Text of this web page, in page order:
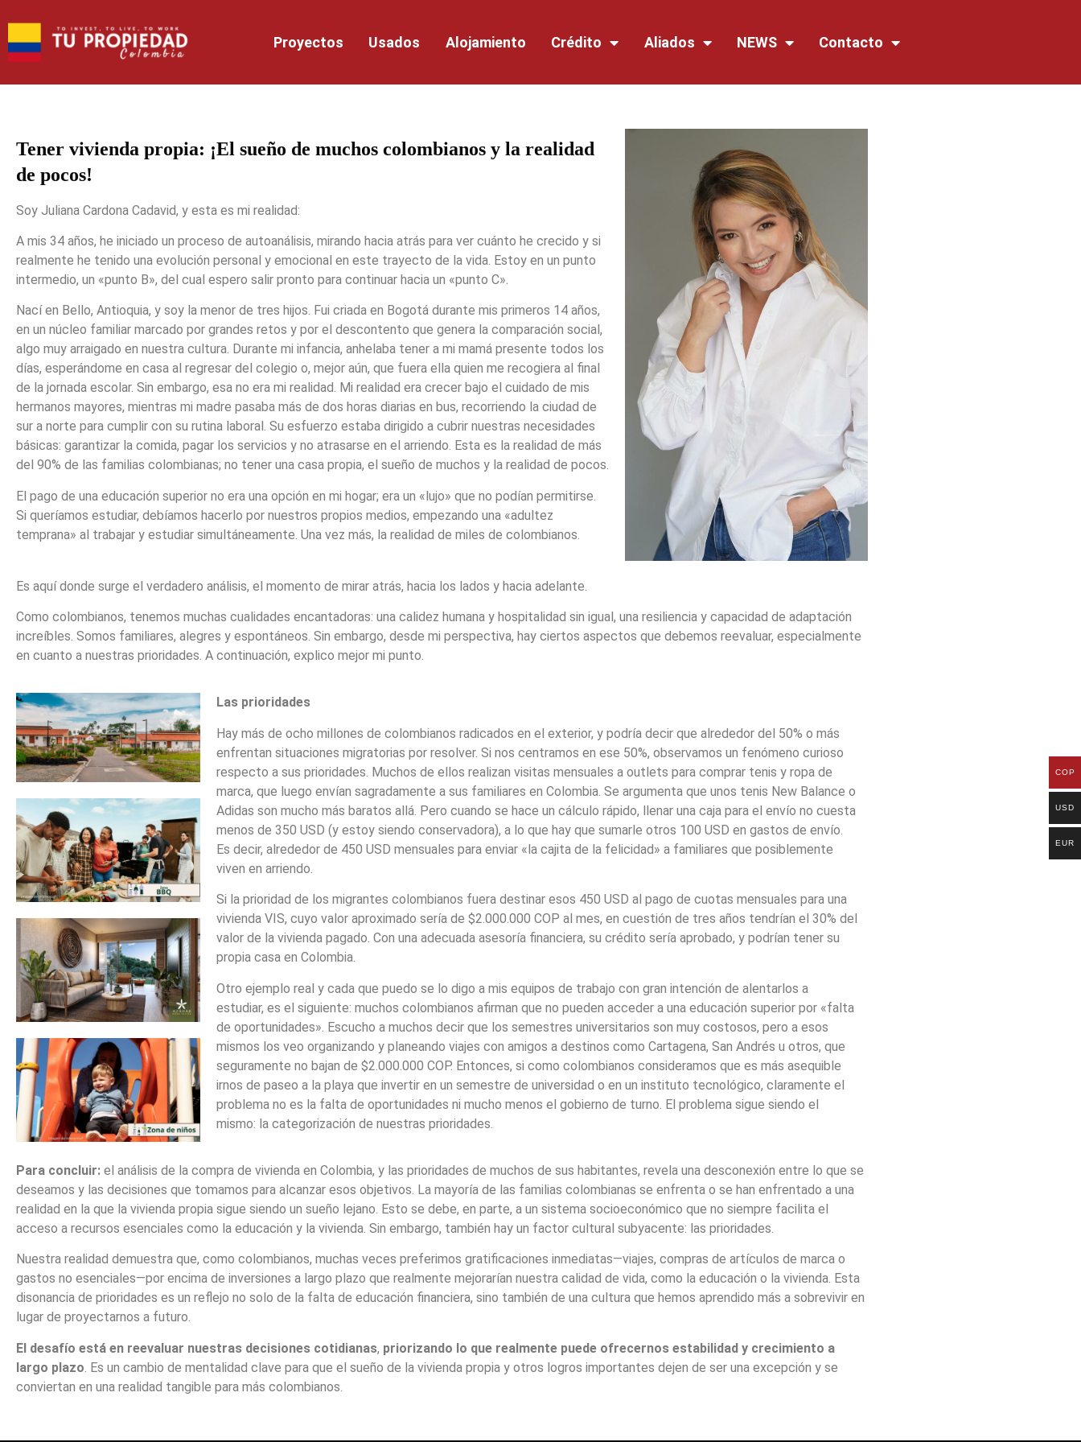
Proyectos Usados Alojamiento Crédito Aliados NEWS Contacto
Tener vivienda propia: ¡El sueño de muchos colombianos y la realidad
de pocos!
Soy Juliana Cardona Cadavid, y esta es mi realidad:
A mis 34 años, he iniciado un proceso de autoanálisis, mirando hacia atrás para ver cuánto he crecido y si
realmente he tenido una evolución personal y emocional en este trayecto de la vida. Estoy en un punto
intermedio, un «punto B», del cual espero salir pronto para continuar hacia un «punto C».
Nací en Bello, Antioquia, y soy la menor de tres hijos. Fui criada en Bogotá durante mis primeros 14 años,
en un núcleo familiar marcado por grandes retos y por el descontento que genera la comparación social,
algo muy arraigado en nuestra cultura. Durante mi infancia, anhelaba tener a mi mamá presente todos los
días, esperándome en casa al regresar del colegio o, mejor aún, que fuera ella quien me recogiera al final
de la jornada escolar. Sin embargo, esa no era mi realidad. Mi realidad era crecer bajo el cuidado de mis
hermanos mayores, mientras mi madre pasaba más de dos horas diarias en bus, recorriendo la ciudad de
sur a norte para cumplir con su rutina laboral. Su esfuerzo estaba dirigido a cubrir nuestras necesidades
básicas: garantizar la comida, pagar los servicios y no atrasarse en el arriendo. Esta es la realidad de más
del 90% de las familias colombianas; no tener una casa propia, el sueño de muchos y la realidad de pocos.
El pago de una educación superior no era una opción en mi hogar; era un «lujo» que no podían permitirse.
Si queríamos estudiar, debíamos hacerlo por nuestros propios medios, empezando una «adultez
temprana» al trabajar y estudiar simultáneamente. Una vez más, la realidad de miles de colombianos.
Es aquí donde surge el verdadero análisis, el momento de mirar atrás, hacia los lados y hacia adelante.
Como colombianos, tenemos muchas cualidades encantadoras: una calidez humana y hospitalidad sin igual, una resiliencia y capacidad de adaptación
increíbles. Somos familiares, alegres y espontáneos. Sin embargo, desde mi perspectiva, hay ciertos aspectos que debemos reevaluar, especialmente
en cuanto a nuestras prioridades. A continuación, explico mejor mi punto.
Las prioridades
Hay más de ocho millones de colombianos radicados en el exterior, y podría decir que alrededor del 50% o más
enfrentan situaciones migratorias por resolver. Si nos centramos en ese 50%, observamos un fenómeno curioso
respecto a sus prioridades. Muchos de ellos realizan visitas mensuales a outlets para comprar tenis y ropa de
marca, que luego envían sagradamente a sus familiares en Colombia. Se argumenta que unos tenis New Balance o
Adidas son mucho más baratos allá. Pero cuando se hace un cálculo rápido, llenar una caja para el envío no cuesta
menos de 350 USD (y estoy siendo conservadora), a lo que hay que sumarle otros 100 USD en gastos de envío.
Es decir, alrededor de 450 USD mensuales para enviar «la cajita de la felicidad» a familiares que posiblemente
viven en arriendo.
Si la prioridad de los migrantes colombianos fuera destinar esos 450 USD al pago de cuotas mensuales para una
vivienda VIS, cuyo valor aproximado sería de $2.000.000 COP al mes, en cuestión de tres años tendrían el 30% del
valor de la vivienda pagado. Con una adecuada asesoría financiera, su crédito sería aprobado, y podrían tener su
propia casa en Colombia.
Otro ejemplo real y cada que puedo se lo digo a mis equipos de trabajo con gran intención de alentarlos a
estudiar, es el siguiente: muchos colombianos afirman que no pueden acceder a una educación superior por «falta
de oportunidades». Escucho a muchos decir que los semestres universitarios son muy costosos, pero a esos
mismos los veo organizando y planeando viajes con amigos a destinos como Cartagena, San Andrés u otros, que
seguramente no bajan de $2.000.000 COP. Entonces, si como colombianos consideramos que es más asequible
irnos de paseo a la playa que invertir en un semestre de universidad o en un instituto tecnológico, claramente el
problema no es la falta de oportunidades ni mucho menos el gobierno de turno. El problema sigue siendo el
mismo: la categorización de nuestras prioridades.
Para concluir: el análisis de la compra de vivienda en Colombia, y las prioridades de muchos de sus habitantes, revela una desconexión entre lo que se
deseamos y las decisiones que tomamos para alcanzar esos objetivos. La mayoría de las familias colombianas se enfrenta o se han enfrentado a una
realidad en la que la vivienda propia sigue siendo un sueño lejano. Esto se debe, en parte, a un sistema socioeconómico que no siempre facilita el
acceso a recursos esenciales como la educación y la vivienda. Sin embargo, también hay un factor cultural subyacente: las prioridades.
Nuestra realidad demuestra que, como colombianos, muchas veces preferimos gratificaciones inmediatas—viajes, compras de artículos de marca o
gastos no esenciales—por encima de inversiones a largo plazo que realmente mejorarían nuestra calidad de vida, como la educación o la vivienda. Esta
disonancia de prioridades es un reflejo no solo de la falta de educación financiera, sino también de una cultura que hemos aprendido más a sobrevivir en
lugar de proyectarnos a futuro.
El desafío está en reevaluar nuestras decisiones cotidianas, priorizando lo que realmente puede ofrecernos estabilidad y crecimiento a
largo plazo . Es un cambio de mentalidad clave para que el sueño de la vivienda propia y otros logros importantes dejen de ser una excepción y se
conviertan en una realidad tangible para más colombianos.
COP
USD
EUR